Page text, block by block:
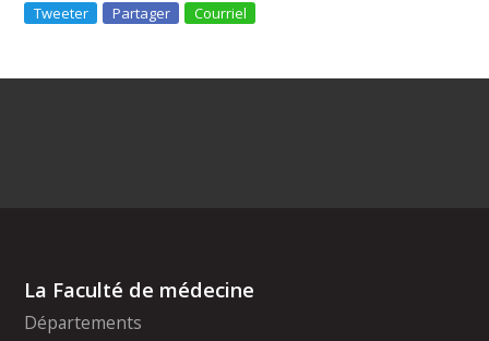
Tweeter Partager Courriel
La Faculté de médecine
Départements